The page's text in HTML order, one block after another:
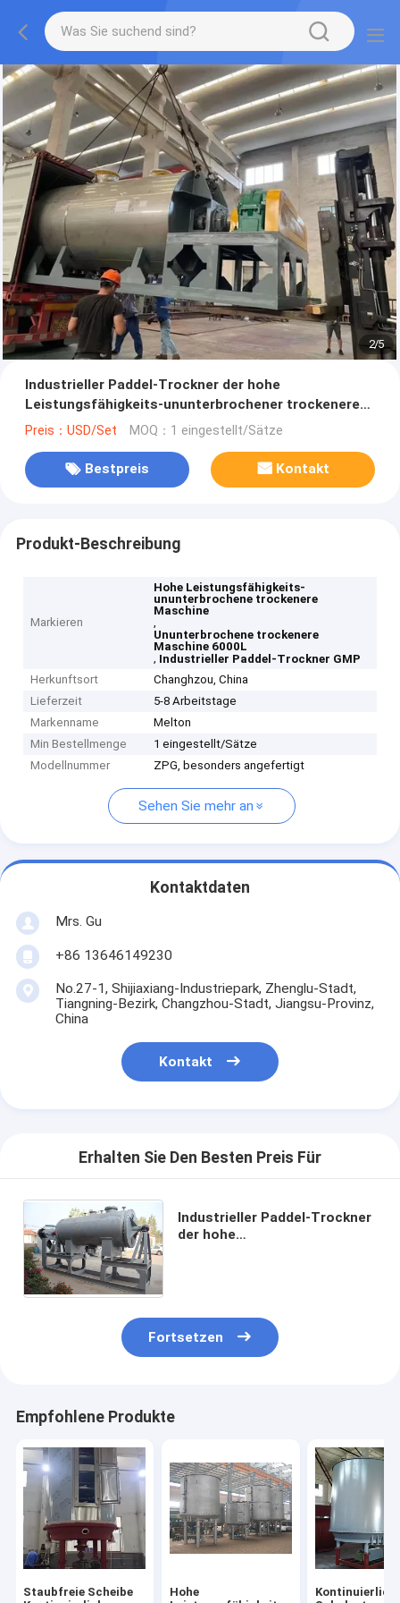
2/5
Industrieller Paddel-Trockner der hohe
Leistungsfähigkeits-ununterbrochener trockenerer
Maschinen-6000L
Preis：USD/Set MOQ：1 eingestellt/Sätze
Bestpreis Kontakt
Produkt-Beschreibung
Markieren
Hohe Leistungsfähigkeits-
ununterbrochene trockenere
Maschine
,
Ununterbrochene trockenere
Maschine 6000L
, Industrieller Paddel-Trockner GMP
Herkunftsort
Changhzou, China
Lieferzeit
5-8 Arbeitstage
Markenname
Melton
Min Bestellmenge
1 eingestellt/Sätze
Modellnummer
ZPG, besonders angefertigt
Sehen Sie mehr an
Kontaktdaten
Mrs. Gu
+86 13646149230
No.27-1, Shijiaxiang-Industriepark, Zhenglu-Stadt,
Tiangning-Bezirk, Changzhou-Stadt, Jiangsu-Provinz,
China
Kontakt
Erhalten Sie Den Besten Preis Für
Industrieller Paddel-Trockner
der hohe
Fortsetzen
Empfohlene Produkte
Staubfreie Scheibe
Hohe